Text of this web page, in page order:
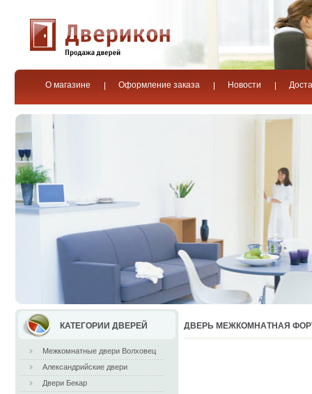
О магазине Оформление заказа Новости
КАТЕГОРИИ ДВЕРЕЙ
Межкомнатные двери Волховец
Александрийские двери
Двери Бекар
ДВEPЬ МEЖКOМНAТНAЯ